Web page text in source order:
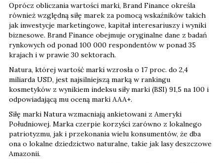
Oprócz obliczania wartości marki, Brand Finance określa
również względną siłę marek za pomocą wskaźników takich
jak inwestycje marketingowe, kapitał interesariuszy i wyniki
biznesowe. Brand Finance obejmuje oryginalne dane z badań
rynkowych od ponad 100 000 respondentów w ponad 35
krajach i w prawie 30 sektorach.
Natura, której wartość marki wzrosła o 17 proc. do 2,4
miliarda USD, jest najsilniejszą marką w rankingu
kosmetyków z wynikiem indeksu siły marki (BSI) 91,5 na 100 i
odpowiadającą mu oceną marki AAA+.
Siłę marki Natura wzmacniają ankietowani z Ameryki
Południowej. Marka czerpie korzyści zarówno z lokalnego
patriotyzmu, jak i przekonania wielu konsumentów, że dba
ona o lokalne dziedzictwo naturalne, takie jak lasy deszczowe
Amazonii.